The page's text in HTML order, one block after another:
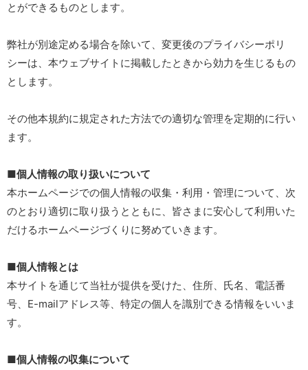
とができるものとします。
弊社が別途定める場合を除いて、変更後のプライバシーポリ
シーは、本ウェブサイトに掲載したときから効力を生じるもの
とします。
その他本規約に規定された方法での適切な管理を定期的に行い
ます。
■個人情報の取り扱いについて
本ホームページでの個人情報の収集・利用・管理について、次
のとおり適切に取り扱うとともに、皆さまに安心して利用いた
だけるホームページづくりに努めていきます。
■個人情報とは
本サイトを通じて当社が提供を受けた、住所、氏名、電話番
号、E-mailアドレス等、特定の個人を識別できる情報をいいま
す。
■個人情報の収集について